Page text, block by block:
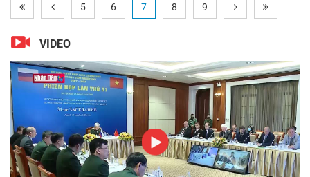
5 6 7 8 9
VIDEO